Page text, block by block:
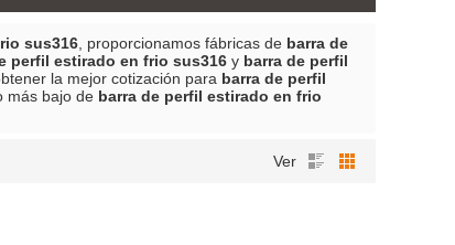
sus316 , proporcionamos fábricas de barra de
perfil estirado en frio sus316 y barra de perfil
la mejor cotización para barra de perfil
más bajo de barra de perfil estirado en frio
Ver